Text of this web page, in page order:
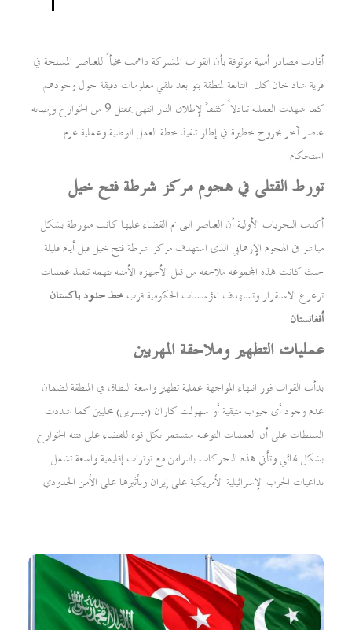
أفادت مصادر أمنية موثوقة بأن القوات المشتركة داهمت مخبأً للعناصر المسلحة في
قرية شاد خان كلہ التابعة لمنطقة بنو بعد تلقي معلومات دقيقة حول وجودهم
كما شهدت العملية تبادلاً كثيفاً لإطلاق النار انتهى بمقتل 9 من الخوارج وإصابة
عنصر آخر بجروح خطيرة في إطار تنفيذ خطة العمل الوطنية وعملية عزم
استحكام
تورط القتلى في هجوم مركز شرطة فتح خيل
أكدت التحريات الأولية أن العناصر التي تم القضاء عليها كانت متورطة بشكل
مباشر في الهجوم الإرهابي الذي استهدف مركز شرطة فتح خيل قبل أيام قليلة
حيث كانت هذه المجموعة ملاحقة من قبل الأجهزة الأمنية بتهمة تنفيذ عمليات
تزعزع الاستقرار وتستهدف المؤسسات الحكومية قربخط حدود باكستان
أفغانستان
عمليات التطهير وملاحقة المهربين
بدأت القوات فور انتهاء المواجهة عملية تطهير واسعة النطاق في المنطقة لضمان
عدم وجود أي جيوب متبقية أو سهولت كاران (ميسرين) محليين كما شددت
السلطات على أن العمليات النوعية ستستمر بكل قوة للقضاء على فتنة الخوارج
بشكل نهائي وتأتي هذه التحركات بالتزامن مع توترات إقليمية واسعة تشمل
تداعيات الحرب الإسرائيلية الأمريكية على إيران وتأثيرها على الأمن الحدودي